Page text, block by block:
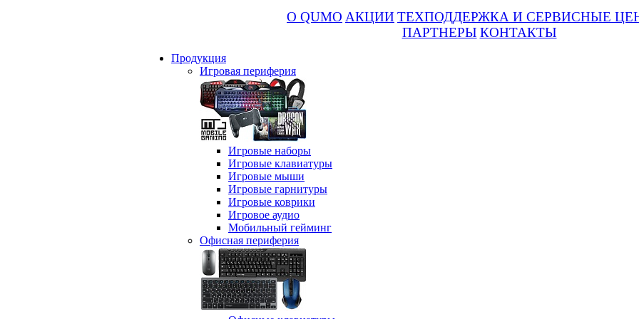
О QUMO АКЦИИ ТЕХПОДДЕРЖКА И СЕРВИСНЫЕ
ПАРТНЕРЫ КОНТАКТЫ
Продукция
Игровая периферия
Игровые наборы
Игровые клавиатуры
Игровые мыши
Игровые гарнитуры
Игровые коврики
Игровое аудио
Мобильный гейминг
Офисная периферия